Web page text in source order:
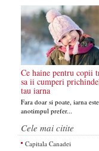
Ce haine pentru copii
sa ii cumperi
tau iarna
Fara doar si poate, iarna este
anotimpul prefer...
Cele mai citite
Capitala Canadei